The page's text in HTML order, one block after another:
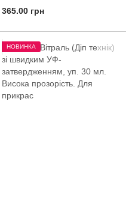
365.00 грн
НОВИНКА